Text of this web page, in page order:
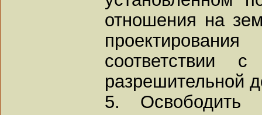
отношения на
соответствии с
разрешительной
5. Освободить